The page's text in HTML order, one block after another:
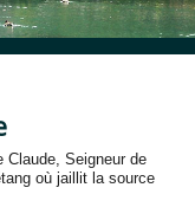
Claude, Seigneur de
où jaillit la source